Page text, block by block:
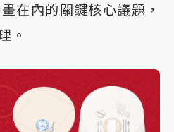
在內的關鍵核心議題，
。